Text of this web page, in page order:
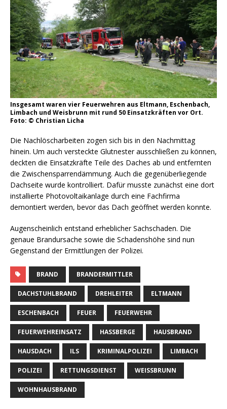
Insgesamt waren vier Feuerwehren aus Eltmann, Eschenbach,
Limbach und Weisbrunn mit rund 50 Einsatzkräften vor Ort.
Foto: © Christian Licha
Die Nachlöscharbeiten zogen sich bis in den Nachmittag
hinein. Um auch versteckte Glutnester ausschließen zu können,
deckten die Einsatzkräfte Teile des Daches ab und entfernten
die Zwischensparrendämmung. Auch die gegenüberliegende
Dachseite wurde kontrolliert. Dafür musste zunächst eine dort
installierte Photovoltaikanlage durch eine Fachfirma
demontiert werden, bevor das Dach geöffnet werden konnte.
Augenscheinlich entstand erheblicher Sachschaden. Die
genaue Brandursache sowie die Schadenshöhe sind nun
Gegenstand der Ermittlungen der Polizei.
BRAND BRANDERMITTLER
DACHSTUHLBRAND DREHLEITER ELTMANN
ESCHENBACH FEUER FEUERWEHR
FEUERWEHREINSATZ HASSBERGE HAUSBRAND
HAUSDACH ILS KRIMINALPOLIZEI LIMBACH
POLIZEI RETTUNGSDIENST WEISSBRUNN
WOHNHAUSBRAND